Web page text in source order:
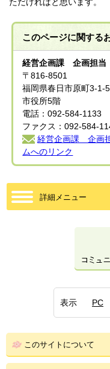
ただければと思います。
このページに関する
経営企画課 企画担当
〒816-8501
福岡県春日市原町3-1-5
市役所5階
電話：092-584-1133
ファクス：092-584-
経営企画課 企画
ムへのリンク
詳細メニュー
表示 PC
このサイトについて